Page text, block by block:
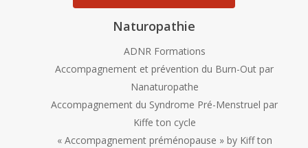
Naturopathie
ADNR Formations
Accompagnement et prévention du Burn-Out par
Nanaturopathe
Accompagnement du Syndrome Pré-Menstruel par
Kiffe ton cycle
« Accompagnement préménopause » by Kiff ton